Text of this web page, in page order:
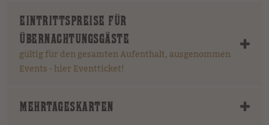
EINTRITTSPREISE FÜR
ÜBERNACHTUNGSGÄSTE
gültig für den gesamten Aufenthalt, ausgenommen
Events - hier Eventticket!
MEHRTAGESKARTEN